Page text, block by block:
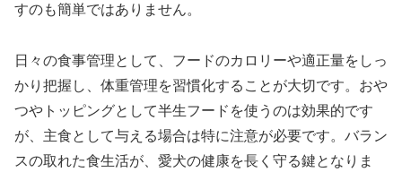
すのも簡単ではありません。
日々の食事管理として、フードのカロリーや適正量をしっ
かり把握し、体重管理を習慣化することが大切です。おや
つやトッピングとして半生フードを使うのは効果的です
が、主食として与える場合は特に注意が必要です。バラン
スの取れた食生活が、愛犬の健康を長く守る鍵となりま